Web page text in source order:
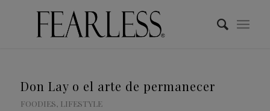
Don Lay o el arte de permanecer
FOODIES, LIFESTYLE